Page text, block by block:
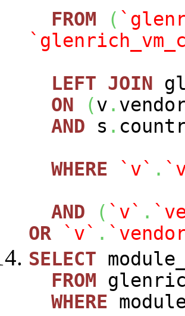
FROM
(
LEFT JOIN
ON
(v .
AND s .
WHERE
`v` .
AND
( `v` .
OR
`v` .
SELECT
FROM
WHERE